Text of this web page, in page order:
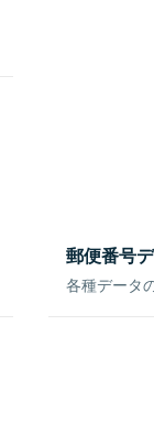
郵便番号
各種データ